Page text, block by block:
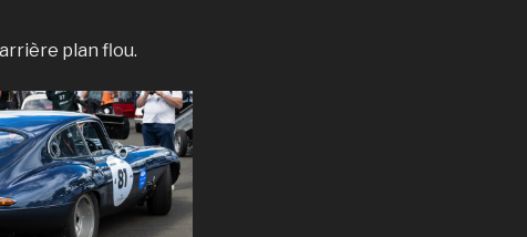
plan flou.